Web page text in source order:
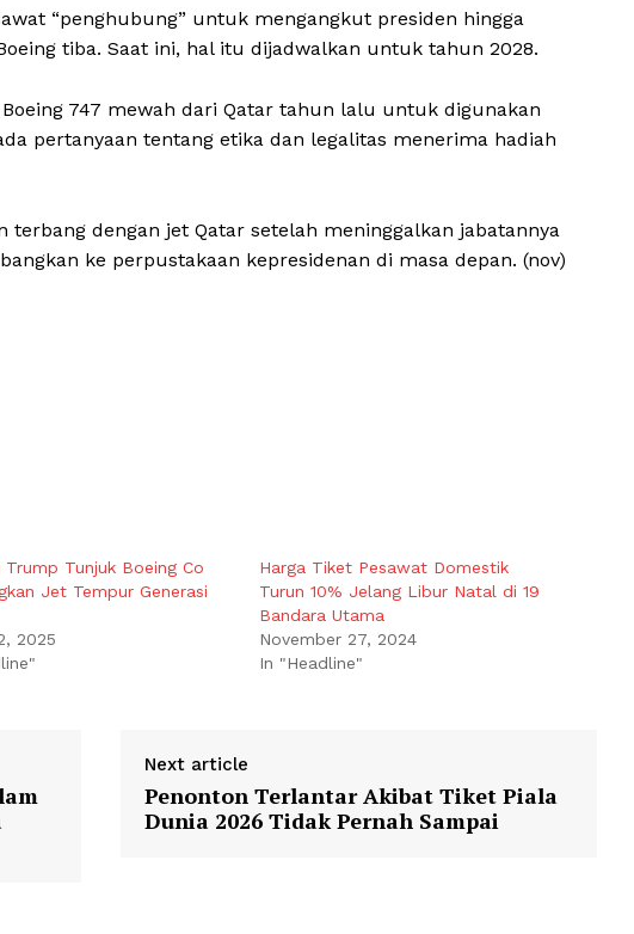
“penghubung” untuk mengangkut presiden hingga
tiba. Saat ini, hal itu dijadwalkan untuk tahun 2028.
747 mewah dari Qatar tahun lalu untuk digunakan
pertanyaan tentang etika dan legalitas menerima hadiah
dengan jet Qatar setelah meninggalkan jabatannya
ke perpustakaan kepresidenan di masa depan. (nov)
Trump Tunjuk Boeing Co
Jet Tempur Generasi
2025
Harga Tiket Pesawat Domestik
Turun 10% Jelang Libur Natal di 19
Bandara Utama
November 27, 2024
In "Headline"
Next article
Penonton Terlantar Akibat Tiket Piala
Dunia 2026 Tidak Pernah Sampai